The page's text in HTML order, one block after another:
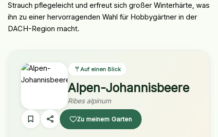
Strauch pflegeleicht und erfreut sich großer Winterhärte, was
ihn zu einer hervorragenden Wahl für Hobbygärtner in der
DACH-Region macht.
Auf einen Blick
Alpen-Johannisbeere
Ribes alpinum
Zu meinem Garten